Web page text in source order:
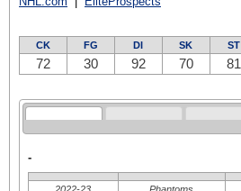
CK FG DI SK ST
72 30 92 70 81
-